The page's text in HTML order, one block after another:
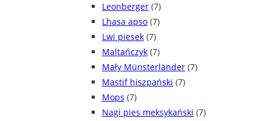
Leonberger (7)
Lhasa apso (7)
Lwi piesek (7)
Maltańczyk (7)
Mały Münsterländer (7)
Mastif hiszpański (7)
Mops (7)
Nagi pies meksykański (7)